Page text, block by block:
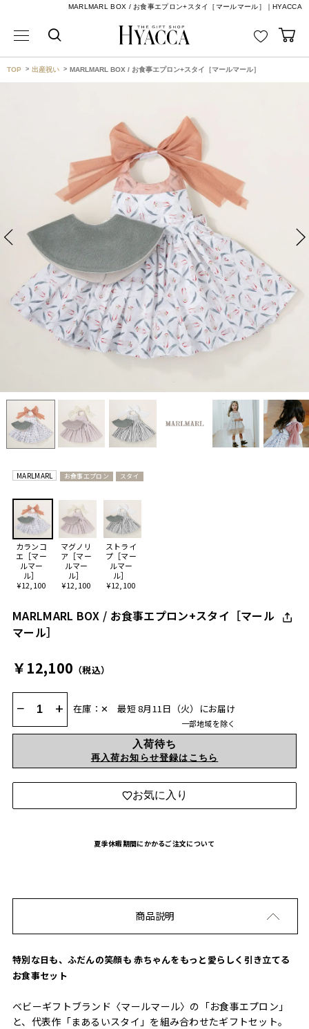
MARLMARL BOX / お食事エプロン+スタイ［マールマール］｜HYACCA
TOP 出産祝い MARLMARL BOX / お食事エプロン+スタイ［マールマール］
MARLMARL お食事エプロン スタイ
カランコ
エ［マー
ルマー
ル］
¥12,100
マグノリ
ア［マー
ルマー
ル］
¥12,100
ストライ
プ［マー
ルマー
ル］
¥12,100
MARLMARL BOX / お食事エプロン+スタイ［マール
マール］
￥12,100 （税込）
− + 在庫：✕ 最短 8月11日（火）にお届け
一部地域を除く
入荷待ち
再入荷お知らせ登録はこちら
お気に入り
夏季休暇期間にかかるご注文について
商品説明
特別な日も、ふだんの笑顔も 赤ちゃんをもっと愛らしく引き立てる
お食事セット
ベビーギフトブランド〈マールマール〉の「お食事エプロン」
と、代表作「まあるいスタイ」を組み合わせたギフトセット。